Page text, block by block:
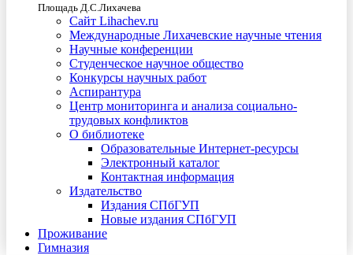
Площадь Д.С.Лихачева
Сайт Lihachev.ru
Международные Лихачевские научные чтения
Научные конференции
Студенческое научное общество
Конкурсы научных работ
Аспирантура
Центр мониторинга и анализа социально-
трудовых конфликтов
О библиотеке
Образовательные Интернет-ресурсы
Электронный каталог
Контактная информация
Издательство
Издания СПбГУП
Новые издания СПбГУП
Проживание
Гимназия